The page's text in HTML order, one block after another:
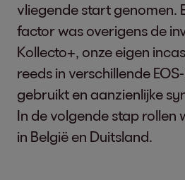
vliegende start genomen.
factor was overigens de
Kollecto+, onze eigen
reeds in verschillende
gebruikt en aanzienlijke
In de volgende stap rollen
in België en Duitsland.